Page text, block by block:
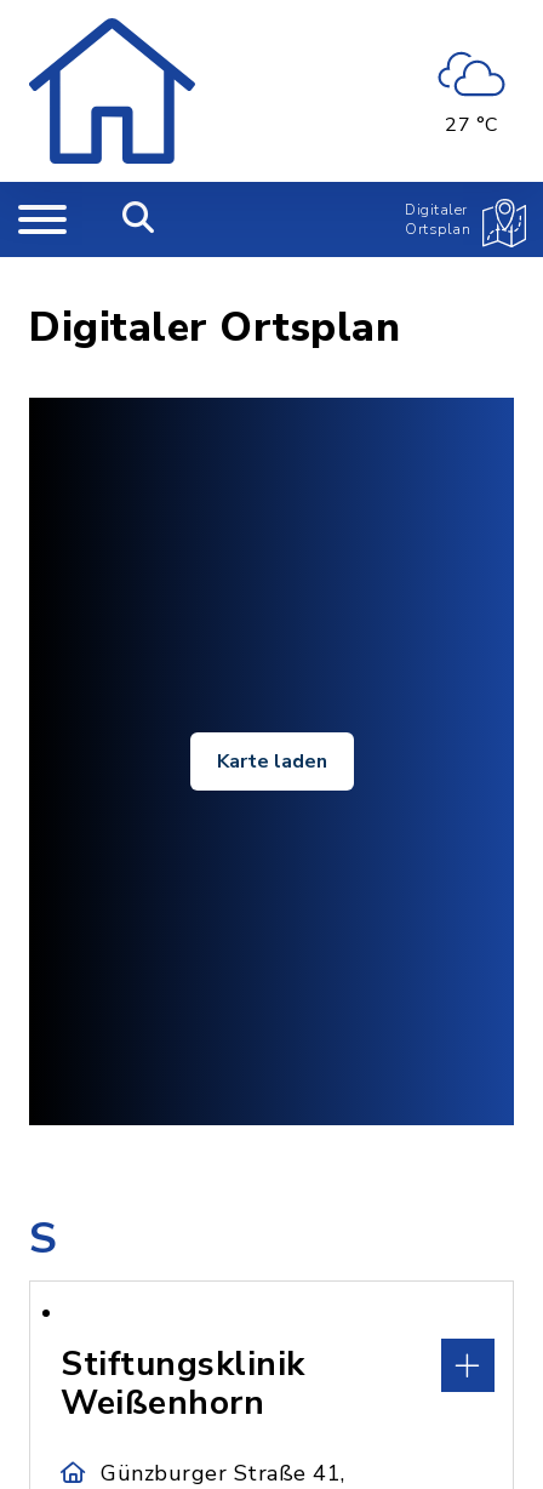
27 °C
Digitaler
Ortsplan
Digitaler Ortsplan
Karte laden
S
Stiftungsklinik
Weißenhorn
Günzburger Straße 41,